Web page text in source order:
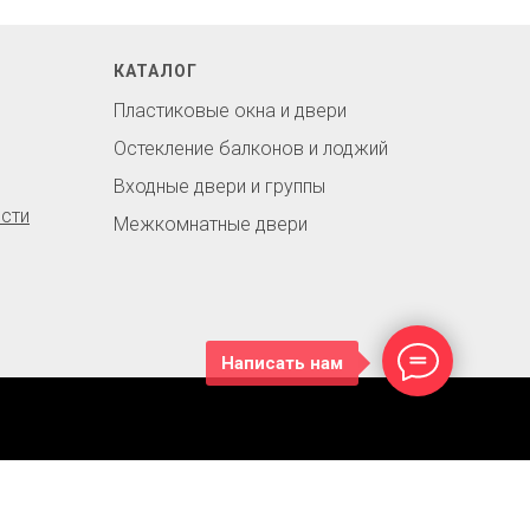
КАТАЛОГ
Пластиковые окна и двери
Остекление балконов и лоджий
Входные двери и группы
Межкомнатные двери
Написать нам